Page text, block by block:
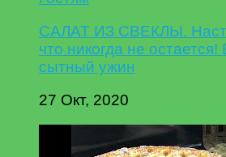
САЛАТ ИЗ СВЕКЛЫ.
что никогда не
сытный ужин
27 Окт, 2020